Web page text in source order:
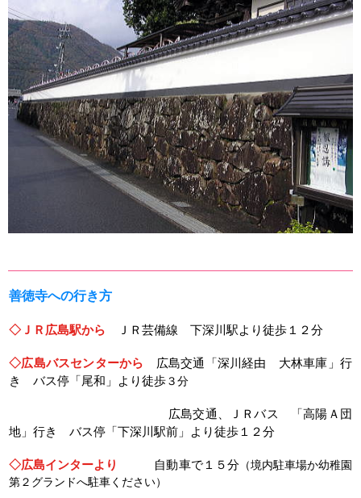
善徳寺への行き方
◇ＪＲ広島駅から ＪＲ芸備線 下深川駅より徒歩１２分
◇広島バスセンターから 広島交通「深川経由 大林車庫」行
き バス停「尾和」より徒歩３分
広島交通、ＪＲバス 「高陽Ａ団
地」行き バス停「下深川駅前」より徒歩１２分
◇広島インターより 自動車で１５分（境内駐車場か幼稚園
第２グランドへ駐車ください）